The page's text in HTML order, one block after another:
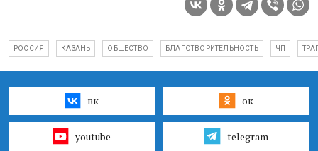
РОССИЯ КАЗАНЬ ОБЩЕСТВО БЛАГОТВОРИТЕЛЬНОСТЬ ЧП
вк ок
youtube telegram